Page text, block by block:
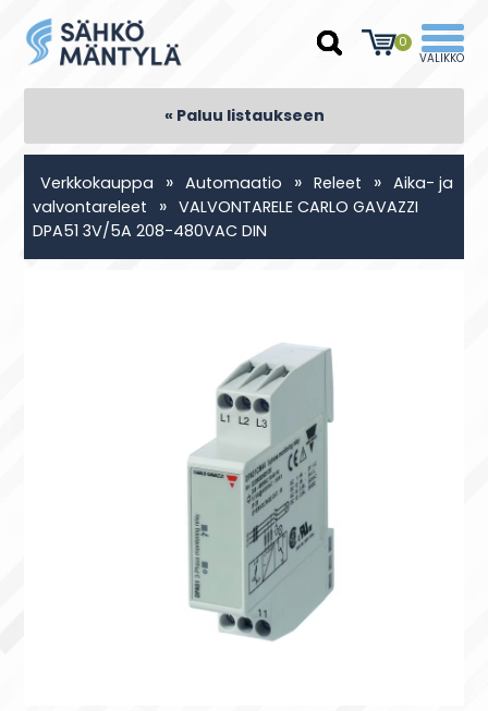
0
« Paluu listaukseen
Verkkokauppa » Automaatio » Releet » Aika- ja
valvontareleet
» VALVONTARELE CARLO GAVAZZI
DPA51 3V/5A 208-480VAC DIN